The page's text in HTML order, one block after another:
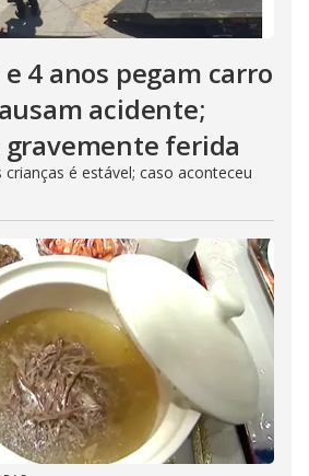
4 anos pegam carro
acidente;
ferida
crianças é estável; caso aconteceu